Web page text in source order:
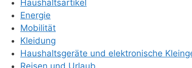
Haushaltsartikel
Energie
Mobilität
Kleidung
Haushaltsgeräte und elektronische